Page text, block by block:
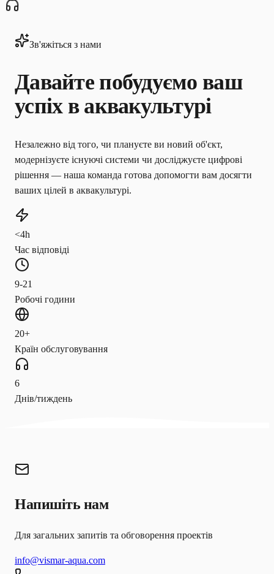
Зв'яжіться з нами
Давайте побудуємо ваш
успіх в аквакультурі
Незалежно від того, чи плануєте ви новий об'єкт,
модернізуєте існуючі системи чи досліджуєте цифрові
рішення — наша команда готова допомогти вам досягти
ваших цілей в аквакультурі.
<4h
Час відповіді
9-21
Робочі години
20+
Країн обслуговування
6
Днів/тиждень
Напишіть нам
Для загальних запитів та обговорення проектів
info@vismar-aqua.com